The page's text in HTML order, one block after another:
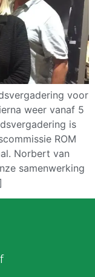
voor
weer vanaf 5
is
ROM
Norbert van
samenwerking